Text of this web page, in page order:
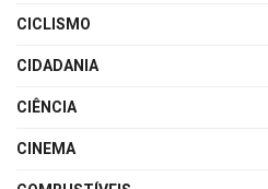
CICLISMO
CIDADANIA
CIÊNCIA
CINEMA